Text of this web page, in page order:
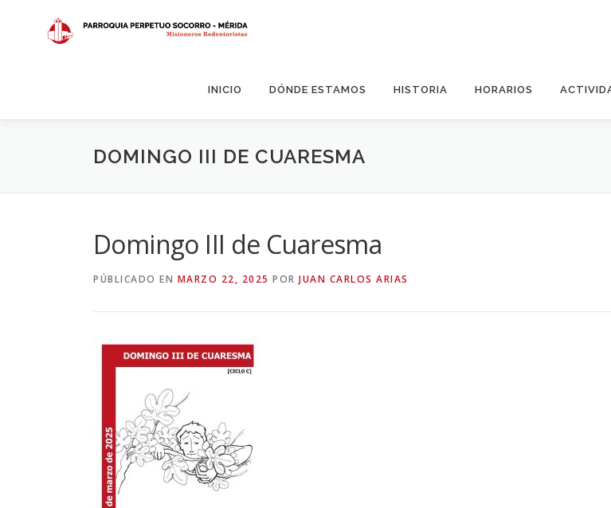
contenido
INICIO DÓNDE ESTAMOS HISTORIA HORARIOS
DOMINGO III DE CUARESMA
Domingo III de Cuaresma
PÚBLICADO EN MARZO 22, 2025 POR JUAN CARLOS ARIAS